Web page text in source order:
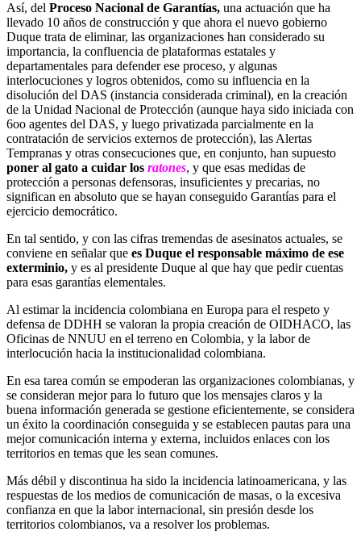
Así, del Proceso Nacional de Garantías, una actuación que ha
llevado 10 años de construcción y que ahora el nuevo gobierno
Duque trata de eliminar, las organizaciones han considerado su
importancia, la confluencia de plataformas estatales y
departamentales para defender ese proceso, y algunas
interlocuciones y logros obtenidos, como su influencia en la
disolución del DAS (instancia considerada criminal), en la creación
de la Unidad Nacional de Protección (aunque haya sido iniciada con
6oo agentes del DAS, y luego privatizada parcialmente en la
contratación de servicios externos de protección), las Alertas
Tempranas y otras consecuciones que, en conjunto, han supuesto
poner al gato a cuidar los ratones, y que esas medidas de
protección a personas defensoras, insuficientes y precarias, no
significan en absoluto que se hayan conseguido Garantías para el
ejercicio democrático.
En tal sentido, y con las cifras tremendas de asesinatos actuales, se
conviene en señalar que es Duque el responsable máximo de ese
exterminio, y es al presidente Duque al que hay que pedir cuentas
para esas garantías elementales.
Al estimar la incidencia colombiana en Europa para el respeto y
defensa de DDHH se valoran la propia creación de OIDHACO, las
Oficinas de NNUU en el terreno en Colombia, y la labor de
interlocución hacia la institucionalidad colombiana.
En esa tarea común se empoderan las organizaciones colombianas, y
se consideran mejor para lo futuro que los mensajes claros y la
buena información generada se gestione eficientemente, se considera
un éxito la coordinación conseguida y se establecen pautas para una
mejor comunicación interna y externa, incluidos enlaces con los
territorios en temas que les sean comunes.
Más débil y discontinua ha sido la incidencia latinoamericana, y las
respuestas de los medios de comunicación de masas, o la excesiva
confianza en que la labor internacional, sin presión desde los
territorios colombianos, va a resolver los problemas.